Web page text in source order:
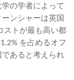
の学者によって
ンシャーは英国
ストが最も高い都
を占めるオフ
あると考えられ